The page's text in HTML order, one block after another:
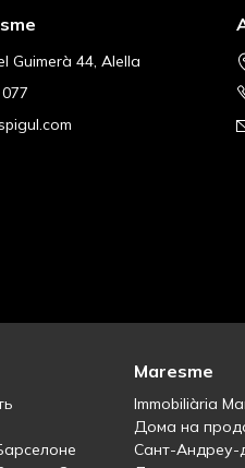
Guimerà 44, Alella
Maresme
Immobiliària
Дома на
Сант-Андреу-